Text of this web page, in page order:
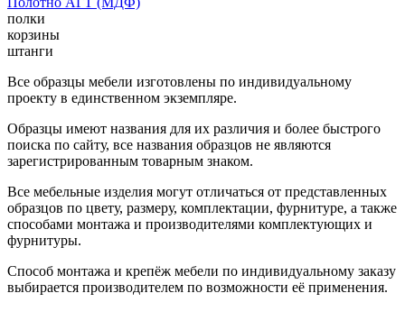
полки
корзины
штанги
Все образцы мебели изготовлены по индивидуальному
проекту в единственном экземпляре.
Образцы имеют названия для их различия и более быстрого
поиска по сайту, все названия образцов не являются
зарегистрированным товарным знаком.
Все мебельные изделия могут отличаться от представленных
образцов по цвету, размеру, комплектации, фурнитуре, а также
способами монтажа и производителями комплектующих и
фурнитуры.
Способ монтажа и крепёж мебели по индивидуальному заказу
выбирается производителем по возможности её применения.